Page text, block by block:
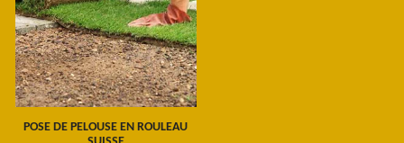
POSE DE PELOUSE EN ROULEAU